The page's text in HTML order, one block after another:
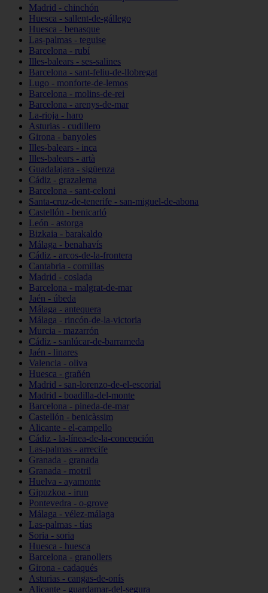
Madrid - chinchón
Huesca - sallent-de-gállego
Huesca - benasque
Las-palmas - teguise
Barcelona - rubí
Illes-balears - ses-salines
Barcelona - sant-feliu-de-llobregat
Lugo - monforte-de-lemos
Barcelona - molins-de-rei
Barcelona - arenys-de-mar
La-rioja - haro
Asturias - cudillero
Girona - banyoles
Illes-balears - inca
Illes-balears - artà
Guadalajara - sigüenza
Cádiz - grazalema
Barcelona - sant-celoni
Santa-cruz-de-tenerife - san-miguel-de-abona
Castellón - benicarló
León - astorga
Bizkaia - barakaldo
Málaga - benahavís
Cádiz - arcos-de-la-frontera
Cantabria - comillas
Madrid - coslada
Barcelona - malgrat-de-mar
Jaén - úbeda
Málaga - antequera
Málaga - rincón-de-la-victoria
Murcia - mazarrón
Cádiz - sanlúcar-de-barrameda
Jaén - linares
Valencia - oliva
Huesca - grañén
Madrid - san-lorenzo-de-el-escorial
Madrid - boadilla-del-monte
Barcelona - pineda-de-mar
Castellón - benicàssim
Alicante - el-campello
Cádiz - la-línea-de-la-concepción
Las-palmas - arrecife
Granada - granada
Granada - motril
Huelva - ayamonte
Gipuzkoa - irun
Pontevedra - o-grove
Málaga - vélez-málaga
Las-palmas - tías
Soria - soria
Huesca - huesca
Barcelona - granollers
Girona - cadaqués
Asturias - cangas-de-onís
Alicante - guardamar-del-segura